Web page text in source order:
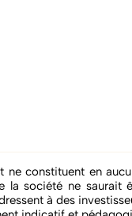
ne constituent en
société ne saurait
à des